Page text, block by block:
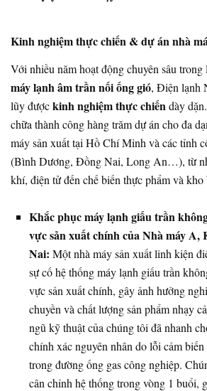
Kinh nghiệm thực chiến & dự án nhà
Với nhiều năm hoạt động chuyên sâu
máy lạnh âm trần nối ống gió, Điện lạnh
lũy đượckinh nghiệm thực chiến dày
chữa thành công hàng trăm dự án cho đa
máy sản xuất tại Hồ Chí Minh và các tỉnh
(Bình Dương, Đồng Nai, Long An…), từ
khí, điện tử đến chế biến thực phẩm và kho
Khắc phục máy lạnh giấu trần
vực sản xuất chính của Nhà máy A,
Nai: Một nhà máy sản xuất linh kiện
sự cố hệ thống máy lạnh giấu trần
vực sản xuất chính, gây ảnh hưởng
chuyền và chất lượng sản phẩm nhạy
ngũ kỹ thuật của chúng tôi đã nhanh
chính xác nguyên nhân do lỗi cảm
trong đường ống gas công nghiệp.
cân chỉnh hệ thống trong vòng 1 buổi,